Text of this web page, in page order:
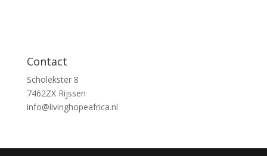
Contact
Scholekster 8
7462ZX Rijssen
info@livinghopeafrica.nl